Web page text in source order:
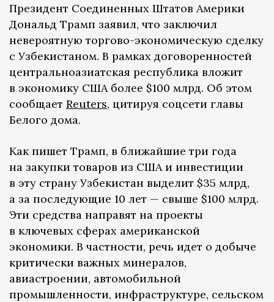
Президент Соединенных Штатов Америки
Дональд Трамп заявил, что заключил
невероятную торгово-экономическую сделку
с Узбекистаном. В рамках договоренностей
центральноазиатская республика вложит
в экономику США более $100 млрд. Об этом
сообщает Reuters, цитируя соцсети главы
Белого дома.
Как пишет Трамп, в ближайшие три года
на закупки товаров из США и инвестиции
в эту страну Узбекистан выделит $35 млрд,
а за последующие 10 лет — свыше $100 млрд.
Эти средства направят на проекты
в ключевых сферах американской
экономики. В частности, речь идет о добыче
критически важных минералов,
авиастроении, автомобильной
промышленности, инфраструктуре, сельском